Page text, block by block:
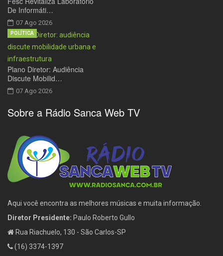
De Informáti…
07 Ago 2026
Plano Diretor: Audiência
Discute Mobilid…
07 Ago 2026
POLÍTICA
Sobre a Rádio Sanca Web TV
Aqui você encontra as melhores músicas e muita informação.
Diretor Presidente: Paulo Roberto Gullo
Rua Riachuelo, 130 - São Carlos-SP
(16) 3374-1397